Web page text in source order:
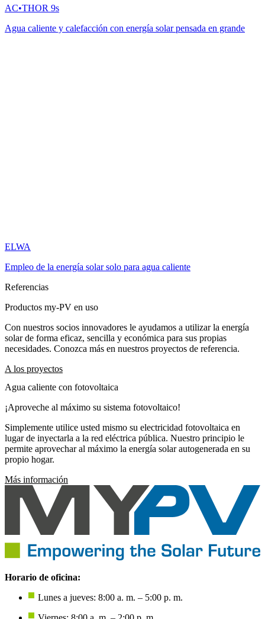
AC•THOR 9s
Agua caliente y calefacción con energía solar pensada en grande
ELWA
Empleo de la energía solar solo para agua caliente
Referencias
Productos my-PV en uso
Con nuestros socios innovadores le ayudamos a utilizar la energía
solar de forma eficaz, sencilla y económica para sus propias
necesidades. Conozca más en nuestros proyectos de referencia.
A los proyectos
Agua caliente con fotovoltaica
¡Aproveche al máximo su sistema fotovoltaico!
Simplemente utilice usted mismo su electricidad fotovoltaica en
lugar de inyectarla a la red eléctrica pública. Nuestro principio le
permite aprovechar al máximo la energía solar autogenerada en su
propio hogar.
Más información
Horario de oficina:
Lunes a jueves: 8:00 a. m. – 5:00 p. m.